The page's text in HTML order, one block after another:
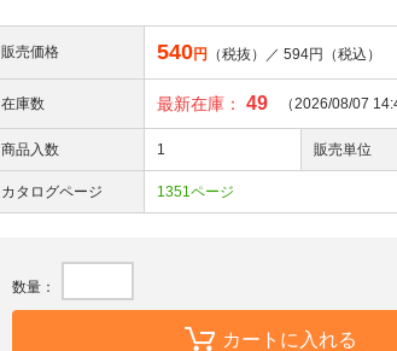
販売価格 540円 （税抜）／ 594円（税込）
在庫数 最新在庫： 49 （2026/08/07
商品入数 1 販売単位
カタログページ 1351ページ
数量：
カートに入れる